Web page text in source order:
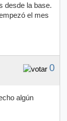
desde la base.
el mes
0
algún